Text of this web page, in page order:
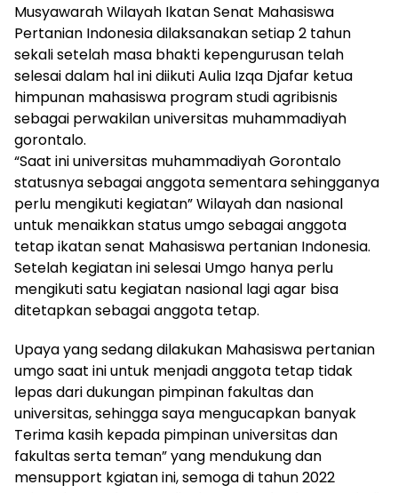
Musyawarah Wilayah Ikatan Senat Mahasiswa
Pertanian Indonesia dilaksanakan setiap 2 tahun
sekali setelah masa bhakti kepengurusan telah
selesai dalam hal ini diikuti Aulia Izqa Djafar ketua
himpunan mahasiswa program studi agribisnis
sebagai perwakilan universitas muhammadiyah
gorontalo.
“Saat ini universitas muhammadiyah Gorontalo
statusnya sebagai anggota sementara sehingganya
perlu mengikuti kegiatan” Wilayah dan nasional
untuk menaikkan status umgo sebagai anggota
tetap ikatan senat Mahasiswa pertanian Indonesia.
Setelah kegiatan ini selesai Umgo hanya perlu
mengikuti satu kegiatan nasional lagi agar bisa
ditetapkan sebagai anggota tetap.
Upaya yang sedang dilakukan Mahasiswa pertanian
umgo saat ini untuk menjadi anggota tetap tidak
lepas dari dukungan pimpinan fakultas dan
universitas, sehingga saya mengucapkan banyak
Terima kasih kepada pimpinan universitas dan
fakultas serta teman” yang mendukung dan
mensupport kgiatan ini, semoga di tahun 2022